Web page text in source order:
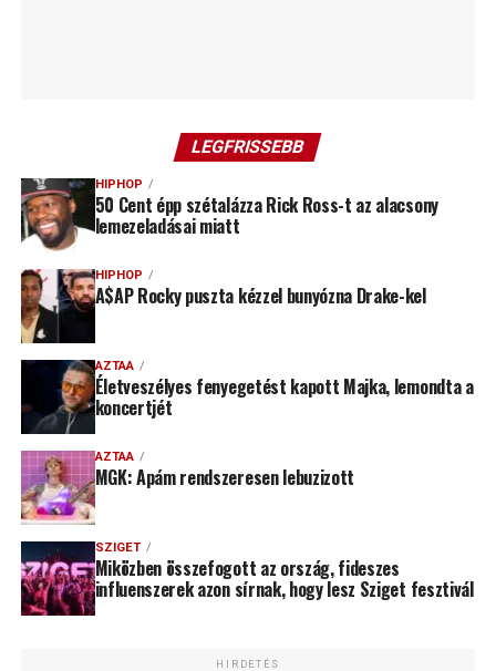
LEGFRISSEBB
HIPHOP
50 Cent épp szétalázza Rick Ross-t az alacsony
lemezeladásai miatt
HIPHOP
A$AP Rocky puszta kézzel bunyózna Drake-kel
AZTAA
Életveszélyes fenyegetést kapott Majka, lemondta a
koncertjét
AZTAA
MGK: Apám rendszeresen lebuzizott
SZIGET
Miközben összefogott az ország, fideszes
influenszerek azon sírnak, hogy lesz Sziget fesztivál
HIRDETÉS